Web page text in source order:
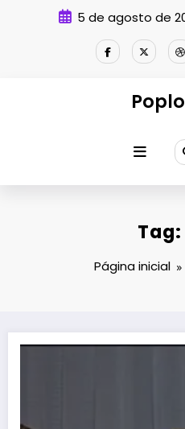
5 de agosto de
Tag:
Página inicial